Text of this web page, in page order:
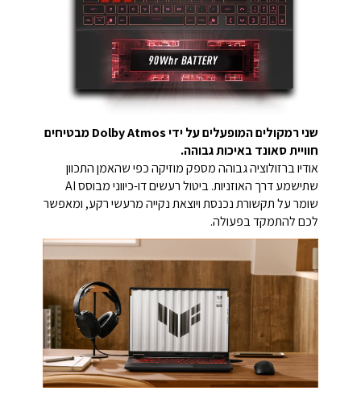
שני רמקולים המופעלים על ידי Dolby Atmos מבטיחים
חוויית סאונד באיכות גבוהה.
אודיו ברזולוציה גבוהה מספק מוזיקה כפי שהאמן התכוון
שתישמע דרך האוזניות. ביטול רעשים דו-כיווני מבוסס AI
שומר על תקשורת נכנסת ויוצאת נקייה מרעשי רקע, ומאפשר
לכם להתמקד בפעולה.